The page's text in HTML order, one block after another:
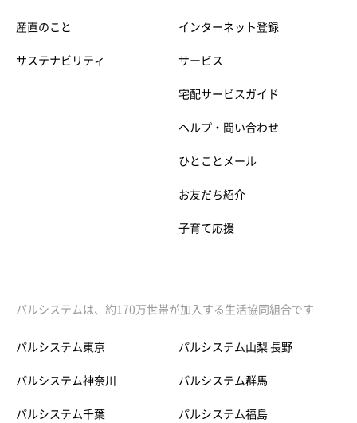
産直のこと
サステナビリティ
インターネット登録
サービス
宅配サービスガイド
ヘルプ・問い合わせ
ひとことメール
お友だち紹介
子育て応援
パルシステムは、約170万世帯が加入する生活協同組合です
パルシステム東京
パルシステム神奈川
パルシステム千葉
パルシステム山梨 長野
パルシステム群馬
パルシステム福島